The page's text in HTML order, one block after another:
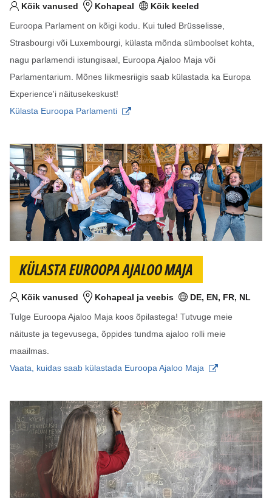
Sihtvanus
Kõik vanused KohtKohapeal Keel(ed)
Kõik keeled
Euroopa Parlament on kõigi kodu. Kui tuled Brüsselisse,
Strasbourgi või Luxembourgi, külasta mõnda sümboolset kohta,
nagu parlamendi istungisaal, Euroopa Ajaloo Maja või
Parlamentarium. Mõnes liikmesriigis saab külastada ka Europa
Experience'i näitusekeskust!
Külasta Euroopa Parlamenti
KÜLASTA EUROOPA AJALOO MAJA
Sihtvanus
Kõik vanused KohtKohapeal ja veebis Keel(ed)
DE, EN, FR, NL
Tulge Euroopa Ajaloo Maja koos õpilastega! Tutvuge meie
näituste ja tegevusega, õppides tundma ajaloo rolli meie
maailmas.
Vaata, kuidas saab külastada Euroopa Ajaloo Maja